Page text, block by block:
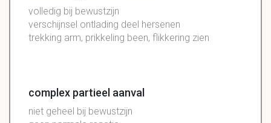
volledig bij bewustzijn
verschijnsel ontlading deel hersenen
trekking arm, prikkeling been, flikkering zien
complex partieel aanval
niet geheel bij bewustzijn